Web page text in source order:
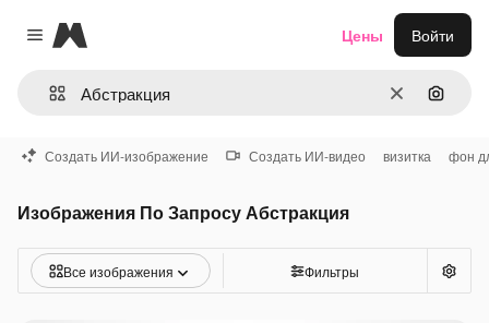
Close menu
Magnific
ОчиститьПоиск
Цены Войти
Создать ИИ-изображение Создать ИИ-видео визитка фон
Изображения По Запросу Абстракция
Все изображения Фильтры